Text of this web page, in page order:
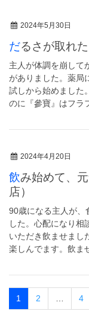
2024年5月30日
だるさが取
主人が体調を崩して
がありました。薬局
試しから始めました
のに『參寶』はフラ
2024年4月20日
飲み始めて、元気になりました！（中央薬局 本
店）
90歳になる主人が、
した。心配になり相
いただき飲ませまし
楽しんでます。飲ま
1 2 4